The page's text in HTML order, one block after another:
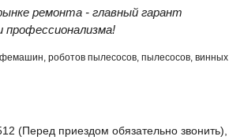
ремонта - главный гарант
профессионализма!
роботов пылесосов, пылесосов, винных
(Перед приездом обязательно звонить)